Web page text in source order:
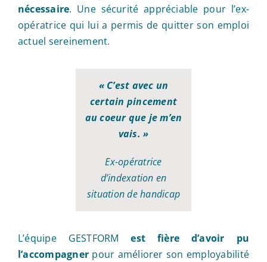
nécessaire. Une sécurité appréciable pour l’ex-
opératrice qui lui a permis de quitter son emploi
actuel sereinement.
« C’est avec un
certain pincement
au coeur que je m’en
vais. »
Ex-opératrice
d’indexation en
situation de handicap
L’équipe GESTFORMest fière d’avoir pu
l’accompagner pour améliorer son employabilité